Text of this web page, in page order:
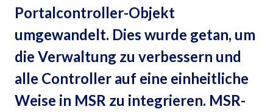
Portalcontroller-Objekt
umgewandelt. Dies wurde getan, um
die Verwaltung zu verbessern und
alle Controller auf eine einheitliche
Weise in MSR zu integrieren. MSR-